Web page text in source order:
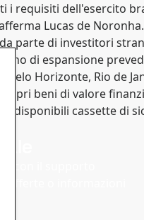
requisiti dell'esercito
Lucas de Noronha.
parte di investitori
di espansione
Horizonte, Rio de
beni di valore
disponibili cassette di